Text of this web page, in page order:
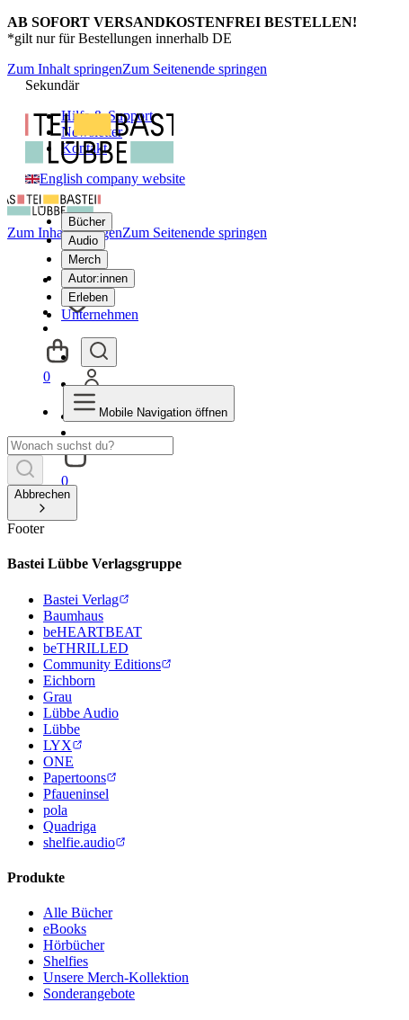
AB SOFORT VERSANDKOSTENFREI BESTELLEN!
*gilt nur für Bestellungen innerhalb DE
Zum Inhalt springenZum Seitenende springen
Sekundär
Hilfe & Support
Newsletter
Kontakt
English company website
Bücher
Audio
Merch
Autor:innen
Erleben
Unternehmen
0
Zum Inhalt springenZum Seitenende springen
0
Mobile Navigation öffnen
Abbrechen
Footer
Bastei Lübbe Verlagsgruppe
Bastei Verlag
Baumhaus
beHEARTBEAT
beTHRILLED
Community Editions
Eichborn
Grau
Lübbe Audio
Lübbe
LYX
ONE
Papertoons
Pfaueninsel
pola
Quadriga
shelfie.audio
Produkte
Alle Bücher
eBooks
Hörbücher
Shelfies
Unsere Merch-Kollektion
Sonderangebote